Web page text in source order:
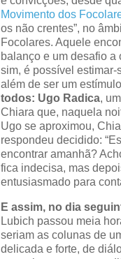
Movimento dos
os não crentes”, no
Focolares. Aquele
balanço e um desafio a
sim, é possível estimar-
além de ser um
todos: Ugo Radica,
Chiara que, naquela
Ugo se aproximou,
respondeu decidido:
encontrar amanhã?
fica indecisa, mas
entusiasmado para
E assim, no dia
Lubich passou meia
seriam as colunas de
delicada e forte, de